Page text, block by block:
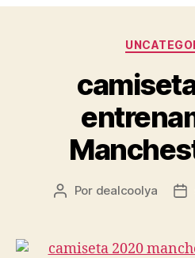
Autor
entrada
Por dealcoolya